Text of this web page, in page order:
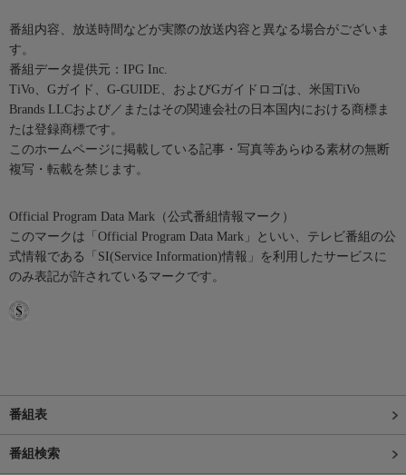
番組内容、放送時間などが実際の放送内容と異なる場合がございま
す。
番組データ提供元：IPG Inc.
TiVo、Gガイド、G-GUIDE、およびGガイドロゴは、米国TiVo
Brands LLCおよび／またはその関連会社の日本国内における商標ま
たは登録商標です。
このホームページに掲載している記事・写真等あらゆる素材の無断
複写・転載を禁じます。
Official Program Data Mark（公式番組情報マーク）
このマークは「Official Program Data Mark」といい、テレビ番組の公
式情報である「SI(Service Information)情報」を利用したサービスに
のみ表記が許されているマークです。
番組表
番組検索